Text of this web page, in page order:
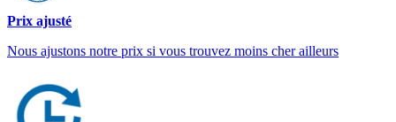
Prix ajusté
Nous ajustons notre prix si vous trouvez moins cher ailleurs